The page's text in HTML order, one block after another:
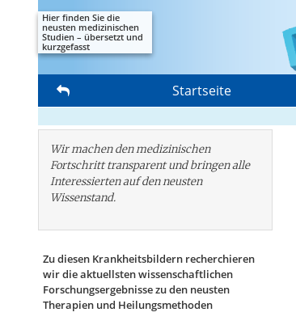
Hier finden Sie die
neusten medizinischen
Studien – übersetzt und
kurzgefasst
Startseite
Wir machen den medizinischen
Fortschritt transparent und bringen alle
Interessierten auf den neusten
Wissenstand.
Zu diesen Krankheitsbildern recherchieren
wir die aktuellsten wissenschaftlichen
Forschungs­ergebnisse zu den neusten
Therapien und Heilungsmethoden